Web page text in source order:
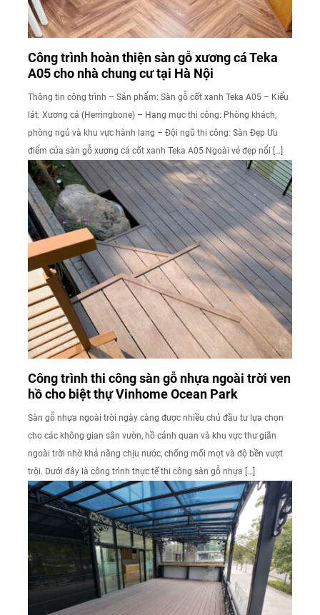
Công trình hoàn thiện sàn gỗ xương cá Teka
A05 cho nhà chung cư tại Hà Nội
Thông tin công trình – Sản phẩm: Sàn gỗ cốt xanh Teka A05 – Kiểu
lát: Xương cá (Herringbone) – Hạng mục thi công: Phòng khách,
phòng ngủ và khu vực hành lang – Đội ngũ thi công: Sàn Đẹp Ưu
điểm của sàn gỗ xương cá cốt xanh Teka A05 Ngoài vẻ đẹp nổi […]
Công trình thi công sàn gỗ nhựa ngoài trời ven
hồ cho biệt thự Vinhome Ocean Park
Sàn gỗ nhựa ngoài trời ngày càng được nhiều chủ đầu tư lựa chọn
cho các không gian sân vườn, hồ cảnh quan và khu vực thư giãn
ngoài trời nhờ khả năng chịu nước, chống mối mọt và độ bền vượt
trội. Dưới đây là công trình thực tế thi công sàn gỗ nhựa […]